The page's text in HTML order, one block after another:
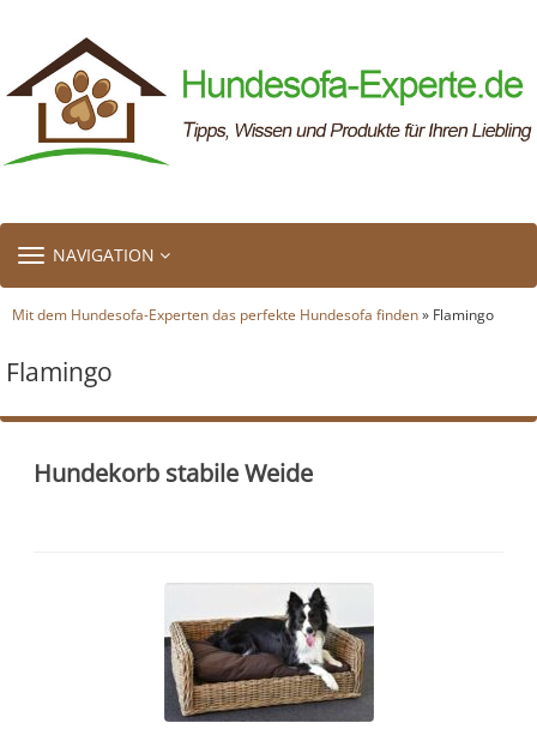
TOGGLE
NAVIGATION
Mit dem Hundesofa-Experten das perfekte Hundesofa finden» Flamingo
Flamingo
Hundekorb stabile Weide